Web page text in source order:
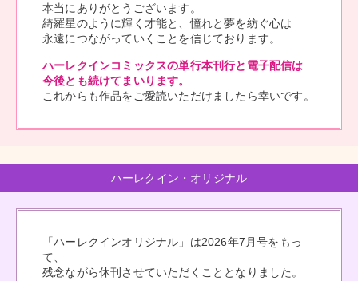
本当にありがとうございます。
綺羅星のように輝く才能と、憧れと夢を紡ぐ心は
永遠につながっていくことを信じております。
ハーレクインコミックスの単行本刊行と電子配信は
今後とも続けてまいります。
これからも作品をご愛読いただけましたら幸いです。
ハーレクイン・オリジナル
「ハーレクインオリジナル」は2026年7月号をもっ
て、
残念ながら休刊させていただくこととなりました。